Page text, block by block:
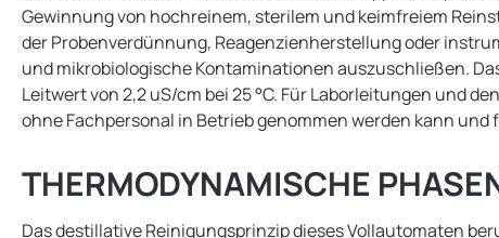
Gewinnung von hochreinem, sterilem und keimfreiem
der Probenverdünnung, Reagenzienherstellung oder
und mikrobiologische Kontaminationen auszuschließen.
Leitwert von 2,2 uS/cm bei 25 °C. Für Laborleitungen und
ohne Fachpersonal in Betrieb genommen werden kann
THERMODYNAMISCHE
Das destillative Reinigungsprinzip dieses Vollautomaten